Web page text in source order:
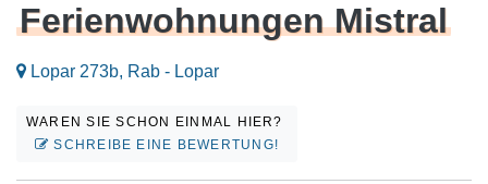
Ferienwohnungen Mistral
Lopar 273b, Rab - Lopar
WAREN SIE SCHON EINMAL HIER?
SCHREIBE EINE BEWERTUNG!